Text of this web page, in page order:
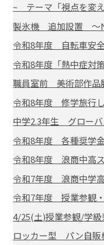
~ テーマ「視点を変
製氷機 追加設置 ～
令和8年度 自転車安
令和8年度「熱中症対策
職員室前 美術部作品
令和8年度 修学旅行
中学2.3年生 グロー
令和8年度 各種奨学
令和8年度 浪商中高
令和7年度 浪商中学
令和7年度 授業参観
4/25(土)授業参観/学
ロッカー型 パン自